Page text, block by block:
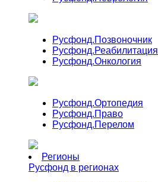
Русфонд.Позвоночник
Русфонд.Реабилитация
Русфонд.Онкология
Русфонд.Ортопедия
Русфонд.Право
Русфонд.Перелом
Регионы
Русфонд в регионах